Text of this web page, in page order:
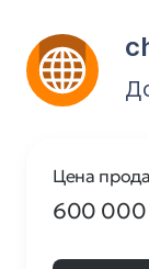
Цена
600 000